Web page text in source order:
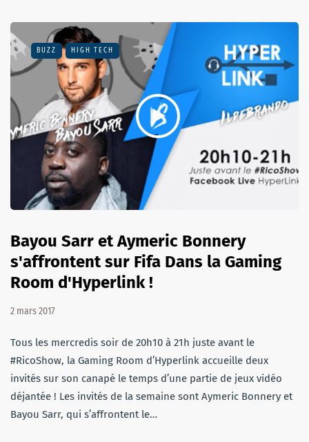
BUZZ HIGH TECH
Bayou Sarr et Aymeric Bonnery
s'affrontent sur Fifa Dans la Gaming
Room d'Hyperlink !
2 mars 2017
Tous les mercredis soir de 20h10 à 21h juste avant le
#RicoShow, la Gaming Room d’Hyperlink accueille deux
invités sur son canapé le temps d’une partie de jeux vidéo
déjantée ! Les invités de la semaine sont Aymeric Bonnery et
Bayou Sarr, qui s’affrontent le…